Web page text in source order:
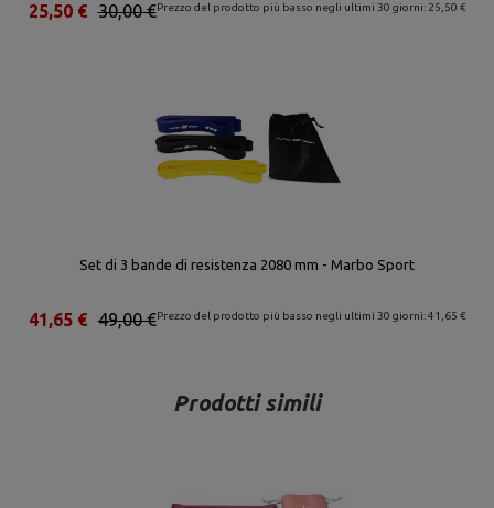
Prezzo del prodotto più basso negli ultimi 30 giorni: 25,50 €
30,00 €
25,50 €
Set di 3 bande di resistenza 2080 mm - Marbo Sport
Prezzo del prodotto più basso negli ultimi 30 giorni: 41,65 €
49,00 €
41,65 €
Prodotti simili